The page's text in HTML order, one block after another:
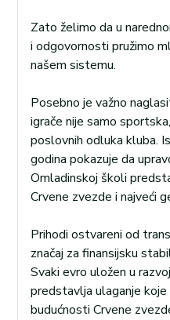
Zato želimo da u
i odgovornosti pružimo
našem sistemu.
Posebno je važno
igrače nije samo
poslovnih odluka kluba.
godina pokazuje da
Omladinskoj školi
Crvene zvezde i najveći
Prihodi ostvareni od
značaj za finansijsku
Svaki evro uložen u
predstavlja ulaganje
budućnosti Crvene